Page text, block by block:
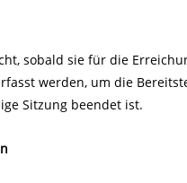
sobald sie für die
werden, um die
Sitzung beendet ist.